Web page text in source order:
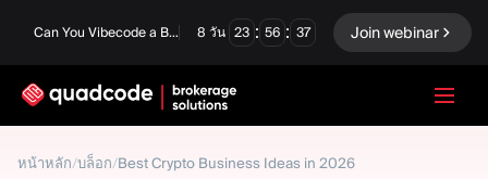
Can You Vibecode a Brokerage Platform? 8 วัน 23 : 56 : 36 Join webinar
หน้าหลัก/บล็อก/Best Crypto Business Ideas in 2026
LANGUAGE